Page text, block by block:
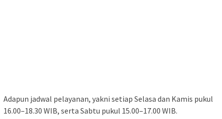
Adapun jadwal pelayanan, yakni setiap Selasa dan Kamis pukul
16.00–18.30 WIB, serta Sabtu pukul 15.00–17.00 WIB.